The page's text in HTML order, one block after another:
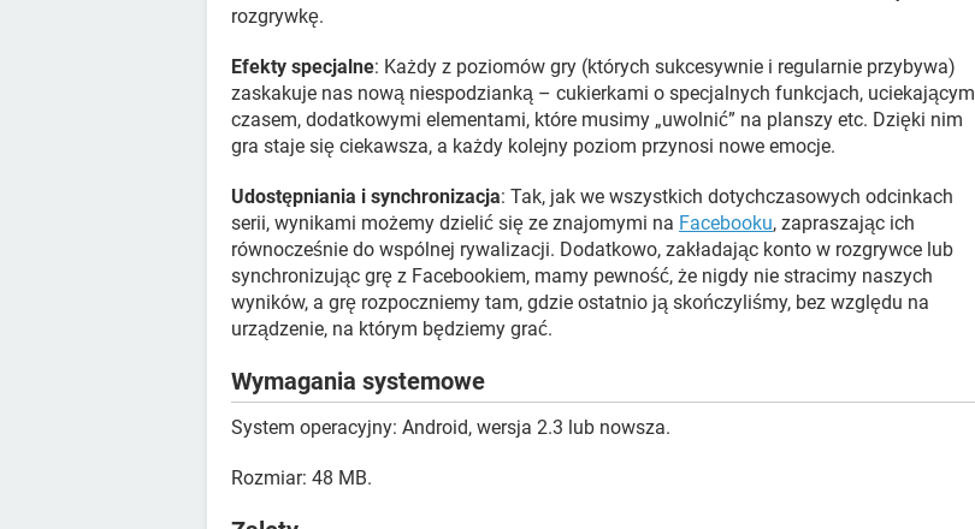
rozgrywkę.
Efekty specjalne: Każdy z poziomów gry (których sukcesywnie i regularnie przybywa)
zaskakuje nas nową niespodzianką – cukierkami o specjalnych funkcjach, uciekającym
czasem, dodatkowymi elementami, które musimy „uwolnić” na planszy etc. Dzięki nim
gra staje się ciekawsza, a każdy kolejny poziom przynosi nowe emocje.
Udostępniania i synchronizacja: Tak, jak we wszystkich dotychczasowych odcinkach
serii, wynikami możemy dzielić się ze znajomymi na Facebooku, zapraszając ich
równocześnie do wspólnej rywalizacji. Dodatkowo, zakładając konto w rozgrywce lub
synchronizując grę z Facebookiem, mamy pewność, że nigdy nie stracimy naszych
wyników, a grę rozpoczniemy tam, gdzie ostatnio ją skończyliśmy, bez względu na
urządzenie, na którym będziemy grać.
Wymagania systemowe
System operacyjny: Android, wersja 2.3 lub nowsza.
Rozmiar: 48 MB.